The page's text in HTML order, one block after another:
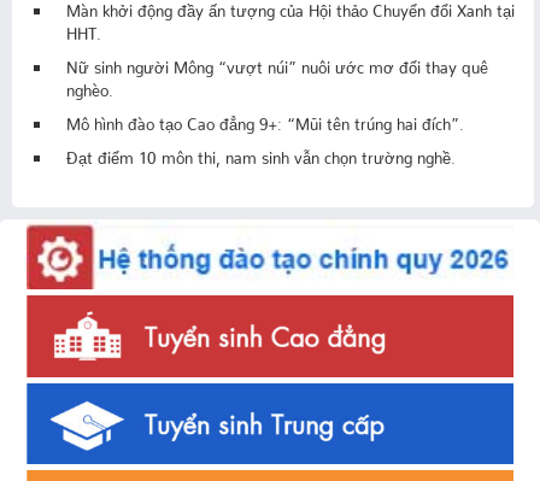
Màn khởi động đầy ấn tượng của Hội thảo Chuyển đổi Xanh tại
HHT.
Nữ sinh người Mông “vượt núi” nuôi ước mơ đổi thay quê
nghèo.
Mô hình đào tạo Cao đẳng 9+: “Mũi tên trúng hai đích”.
Đạt điểm 10 môn thi, nam sinh vẫn chọn trường nghề.